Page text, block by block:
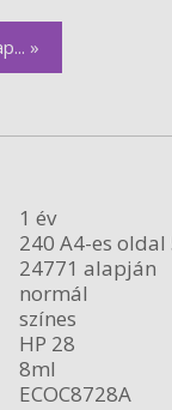
»
1 év
240 A4-es oldal
24771 alapján
normál
színes
HP 28
8ml
ECOC8728A